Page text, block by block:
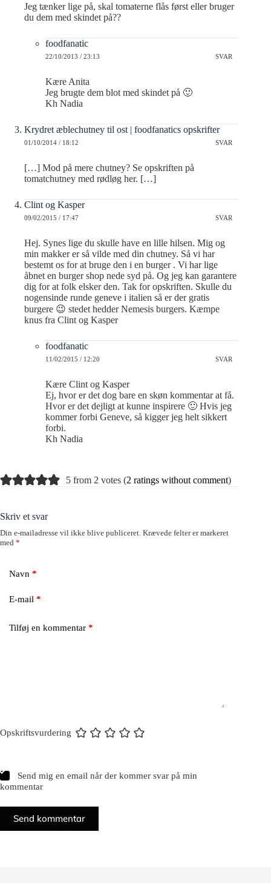
Jeg tænker lige på, skal tomaterne flås først eller bruger
du dem med skindet på??
foodfanatic
22/10/2013 / 23:13 SVAR
Kære Anita
Jeg brugte dem blot med skindet på 🙂
Kh Nadia
Krydret æblechutney til ost | foodfanatics opskrifter
01/10/2014 / 18:12 SVAR
[…] Mod på mere chutney? Se opskriften på
tomatchutney med rødløg her. […]
Clint og Kasper
09/02/2015 / 17:47 SVAR
Hej. Synes lige du skulle have en lille hilsen. Mig og
min makker er så vilde med din chutney. Så vi har
bestemt os for at bruge den i en burger . Vi har lige
åbnet en burger shop nede syd på. Og jeg kan garantere
dig for at folk elsker den. Tak for opskriften. Skulle du
nogensinde runde geneve i italien så er der gratis
burgere 😉 stedet hedder Nemesis burgers. Kæmpe
knus fra Clint og Kasper
foodfanatic
11/02/2015 / 12:20 SVAR
Kære Clint og Kasper
Ej, hvor er det dog bare en skøn kommentar at få.
Hvor er det dejligt at kunne inspirere 🙂 Hvis jeg
kommer forbi Geneve, så kigger jeg helt sikkert
forbi.
Kh Nadia
5 from 2 votes (2 ratings without comment)
Skriv et svar
Din e-mailadresse vil ikke blive publiceret. Krævede felter er markeret
med *
Navn *
E-mail *
Tilføj en kommentar *
Opskriftsvurdering
Send mig en email når der kommer svar på min
kommentar
Send kommentar